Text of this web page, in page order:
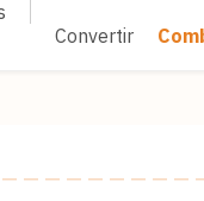
Convertir